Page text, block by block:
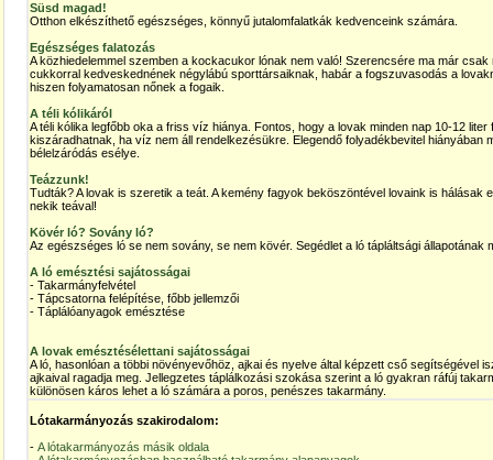
Süsd magad!
Otthon elkészíthető egészséges, könnyű jutalomfalatkák kedvenceink számára.
Egészséges falatozás
A közhiedelemmel szemben a kockacukor lónak nem való! Szerencsére ma már
cukkorral kedveskednének négylábú sporttársaiknak, habár a fogszuvasodás a
hiszen folyamatosan nőnek a fogaik.
A téli kólikáról
A téli kólika legfőbb oka a friss víz hiánya. Fontos, hogy a lovak minden nap 10-12
kiszáradhatnak, ha víz nem áll rendelkezésükre. Elegendő folyadékbevitel hiányában
bélelzáródás esélye.
Teázzunk!
Tudták? A lovak is szeretik a teát. A kemény fagyok beköszöntével lovaink is hálásak
nekik teával!
Kövér ló? Sovány ló?
Az egészséges ló se nem sovány, se nem kövér. Segédlet a ló tápláltsági állapotának
A ló emésztési sajátosságai
- Takarmányfelvétel
- Tápcsatorna felépítése, főbb jellemzői
- Táplálóanyagok emésztése
A lovak emésztésélettani sajátosságai
A ló, hasonlóan a többi növényevőhöz, ajkai és nyelve által képzett cső segítségével
ajkaival ragadja meg. Jellegzetes táplálkozási szokása szerint a ló gyakran ráfúj
különösen káros lehet a ló számára a poros, penészes takarmány.
Lótakarmányozás szakirodalom:
- A lótakarmányozás másik oldala